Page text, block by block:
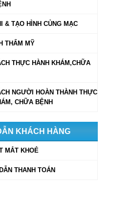
& TẠO HÌNH CỦNG MẠC
THẨM MỸ
THỰC HÀNH KHÁM,CHỮA
NGƯỜI HOÀN THÀNH THỰC
CHỮA BỆNH
KHÁCH HÀNG
MẮT KHOẺ
THANH TOÁN